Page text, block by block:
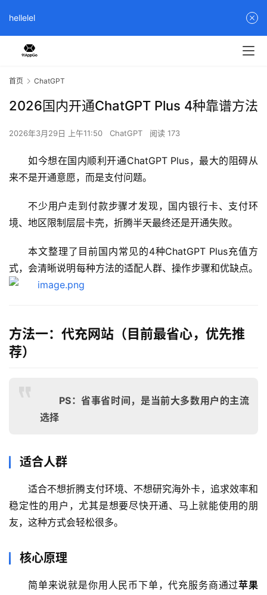
首页 ChatGPT
2026国内开通ChatGPT Plus 4种靠谱方法
2026年3月29日 上午11:50 ChatGPT 阅读 173
如今想在国内顺利开通ChatGPT Plus，最大的阻碍从
来不是开通意愿，而是支付问题。
不少用户走到付款步骤才发现，国内银行卡、支付环
境、地区限制层层卡壳，折腾半天最终还是开通失败。
本文整理了目前国内常见的4种ChatGPT Plus充值方
式，会清晰说明每种方法的适配人群、操作步骤和优缺点。
方法一：代充网站（目前最省心，优先推
荐）
PS：省事省时间，是当前大多数用户的主流
选择
适合人群
适合不想折腾支付环境、不想研究海外卡，追求效率和
稳定性的用户，尤其是想要尽快开通、马上就能使用的朋
友，这种方式会轻松很多。
核心原理
简单来说就是你用人民币下单，代充服务商通过苹果
hellelel